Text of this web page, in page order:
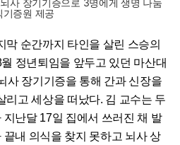
증원 제공
막 순간까지 타인을 살린 스승의
정년퇴임을 앞두고 있던 마산대
사 장기기증을 통해 간과 신장을
리고 세상을 떠났다. 김 교수는 두
난달 17일 집에서 쓰러진 채 발
내 의식을 찾지 못하고 뇌사 상